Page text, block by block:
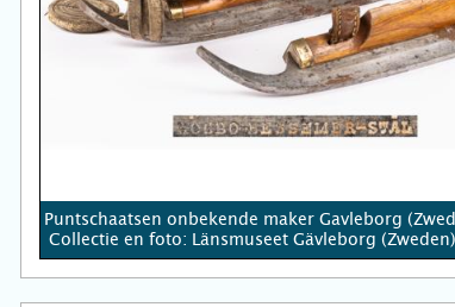
Puntschaatsen onbekende maker Gavleborg
Collectie en foto: Länsmuseet Gävleborg